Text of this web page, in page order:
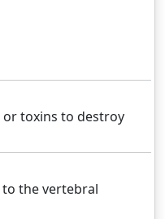
or toxins to destroy
the vertebral